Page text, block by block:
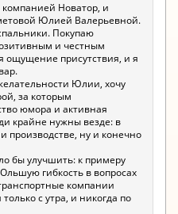
компанией Новатор, и
Юлией Валерьевной.
Покупаю
и честным
ощущение присутствия, и я
Юлии, хочу
за которым
юмора и активная
крайне нужны везде: в
производстве, ну и конечно
бы улучшить: к примеру
гибкость в вопросах
компании
с утра, и никогда по